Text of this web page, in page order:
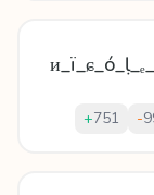
+751 -